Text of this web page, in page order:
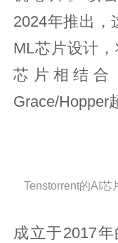
2024年推出，
ML芯片设计
芯片相结合
Grace/Hopper
Tenstorrent的AI芯
成立于2017年